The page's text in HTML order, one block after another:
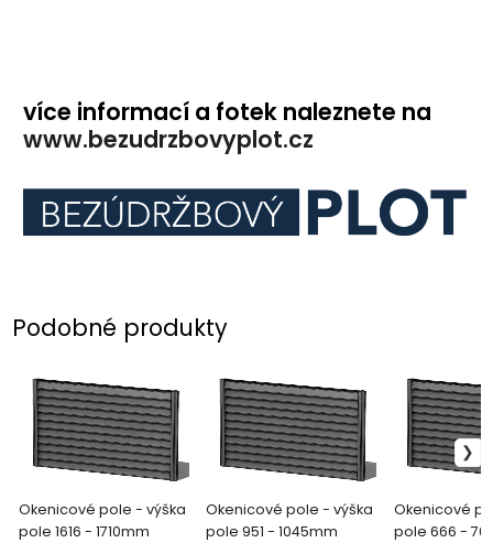
více informací a fotek naleznete na
www.bezudrzbovyplot.cz
Podobné produkty
Okenicové pole - výška
pole 1616 - 1710mm
Okenicové pole - výška
pole 951 - 1045mm
Okenicové
pole 666 -